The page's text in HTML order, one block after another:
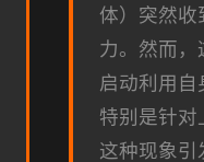
体）突然收
力。然而，
启动利用自
特别是针对
这种现象引